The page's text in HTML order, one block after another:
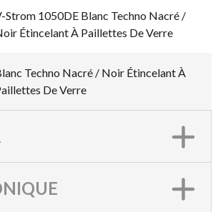
Strom 1050DE Blanc Techno Nacré /
Étincelant À Paillettes De Verre
Techno Nacré / Noir Étincelant À
De Verre